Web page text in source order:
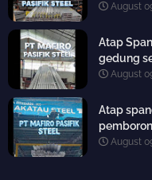
August
Atap
gedung
August
Atap
August